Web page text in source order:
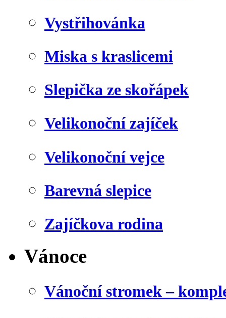
Vystřihovánka
Miska s kraslicemi
Slepička ze skořápek
Velikonoční zajíček
Velikonoční vejce
Barevná slepice
Zajíčkova rodina
Vánoce
Vánoční stromek –